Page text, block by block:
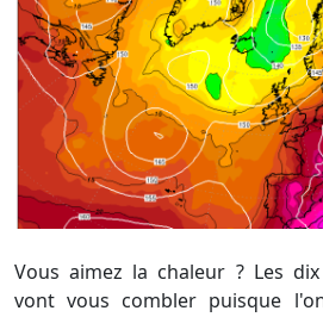
Vous aimez la chaleur ? Les
vont vous combler puisque